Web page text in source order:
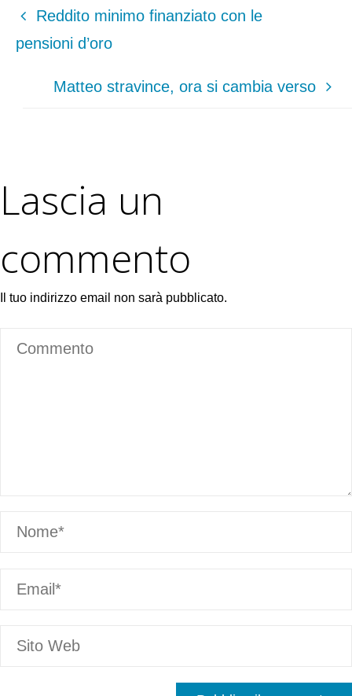
Reddito minimo finanziato con le
pensioni d’oro
Matteo stravince, ora si cambia verso
Lascia un
commento
Il tuo indirizzo email non sarà pubblicato.